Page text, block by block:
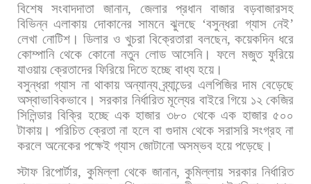
বিশেষ
সংবাদদাতা জানান, জেলার প্রধান বাজার
বড়বাজারসহ
বিভিন্ন এলাকায় দোকানের সামনে ঝুলছে ‘বসুন্ধরা গ্যাস নেই’
লেখা নোটিশ। ডিলার ও খুচরা বিক্রেতারা বলছেন,কয়েকদিন ধরে
কোম্পানি থেকে কোনো নতুন লোড আসেনি। ফলে মজুত ফুরিয়ে
যাওয়ায় ক্রেতাদের ফিরিয়ে দিতে হচ্ছে বাধ্য হয়ে।
বসুন্ধরা গ্যাস না থাকায় অন্যান্য ব্র্যান্ডের এলপিজির দাম বেড়েছে
অস্বাভাবিকভাবে। সরকার নির্ধারিত মূল্যের বাইরে গিয়ে ১২ কেজির
সিলিন্ডার বিক্রি হচ্ছে এক হাজার ৩৮০ থেকে এক হাজার ৫০০
টাকায়। পরিচিত ক্রেতা না হলে বা গুদাম থেকে সরাসরি সংগ্রহ না
করলে অনেকের পক্ষেই গ্যাস জোটানো অসম্ভব হয়ে পড়েছে।
স্টাফ রিপোর্টার, কুমিল্লা থেকে জানান,কুমিল্লায় সরকার নির্ধারিত